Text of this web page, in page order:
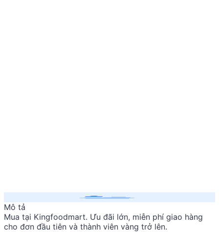
Mô tả
Mua tại Kingfoodmart. Ưu đãi lớn, miễn phí giao hàng
cho đơn đầu tiên và thành viên vàng trở lên.